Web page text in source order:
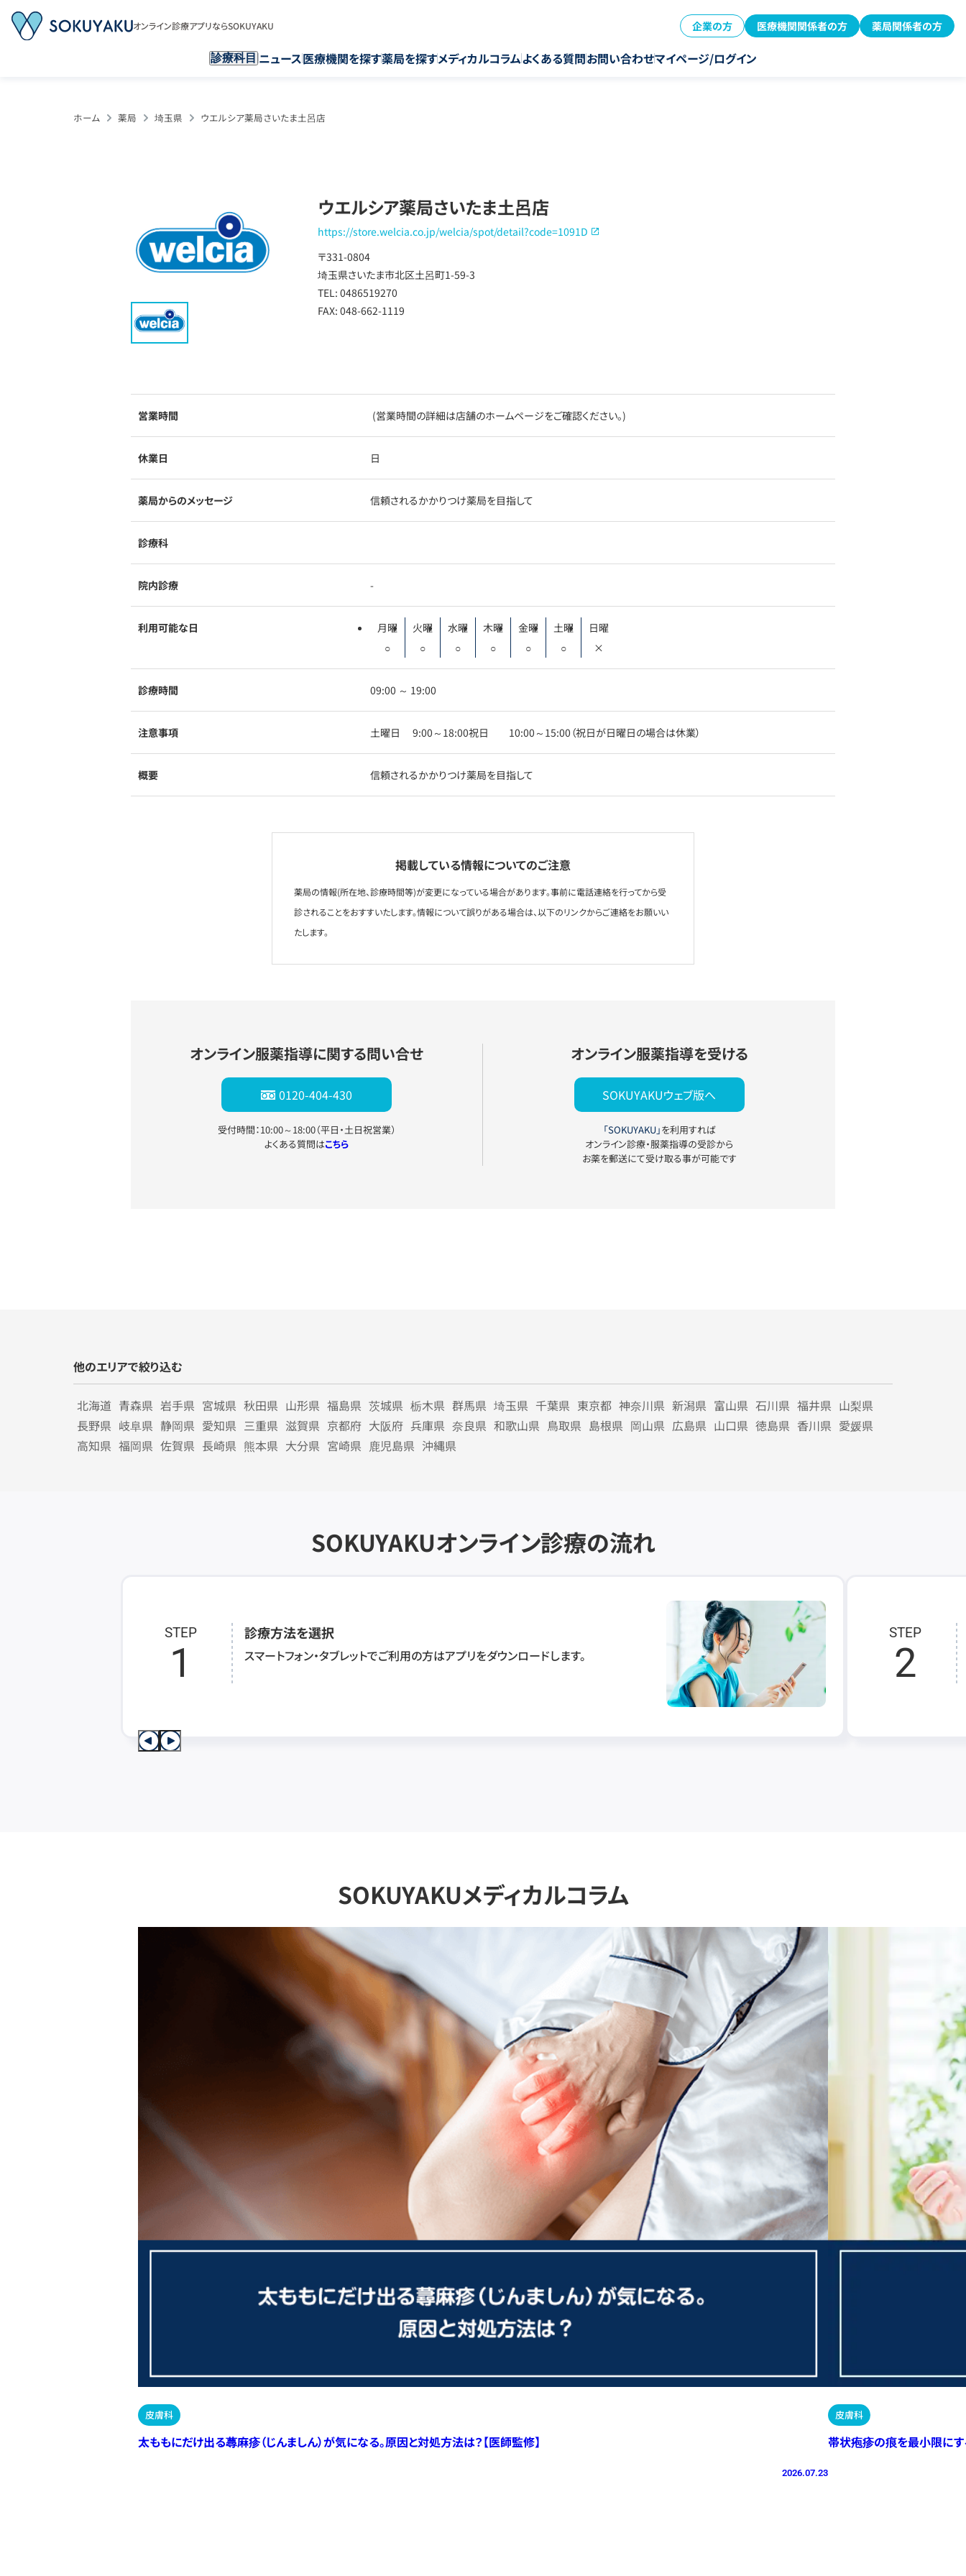
オンライン診療アプリならSOKUYAKU 企業の方 医療機関関係者の方 薬局関係者の方
診療科目 ニュース医療機関を探す薬局を探すメディカルコラムよくある質問お問い合わせマイページ/ログイン
ホーム 薬局 埼玉県 ウエルシア薬局さいたま土呂店
ウエルシア薬局さいたま土呂店
https://store.welcia.co.jp/welcia/spot/detail?code=1091D
〒331-0804
埼玉県さいたま市北区土呂町1-59-3
TEL: 0486519270
FAX: 048-662-1119
営業時間 (営業時間の詳細は店舗のホームページをご確認ください。)
休業日 日
薬局からのメッセージ 信頼されるかかりつけ薬局を目指して
診療科
院内診療 -
利用可能な日
月曜
○
火曜
○
水曜
○
木曜
○
金曜
○
土曜
○
日曜
×
診療時間 09:00 ～ 19:00
注意事項 土曜日 9:00～18:00祝日 10:00～15:00（祝日が日曜日の場合は休業）
概要 信頼されるかかりつけ薬局を目指して
掲載している情報についてのご注意
薬局の情報(所在地、診療時間等)が変更になっている場合があります。事前に電話連絡を行ってから受
診されることをおすすいたします。情報について誤りがある場合は、以下のリンクからご連絡をお願いい
たします。
オンライン服薬指導に関する問い合せ
0120-404-430
受付時間：10:00～18:00（平日・土日祝営業）
よくある質問はこちら
オンライン服薬指導を受ける
SOKUYAKUウェブ版へ
「SOKUYAKU」を利用すれば
オンライン診療・服薬指導の受診から
お薬を郵送にて受け取る事が可能です
他のエリアで絞り込む
北海道 青森県 岩手県 宮城県 秋田県 山形県 福島県 茨城県 栃木県 群馬県 埼玉県 千葉県 東京都 神奈川県 新潟県 富山県 石川県 福井県 山梨県
長野県 岐阜県 静岡県 愛知県 三重県 滋賀県 京都府 大阪府 兵庫県 奈良県 和歌山県 鳥取県 島根県 岡山県 広島県 山口県 徳島県 香川県 愛媛県
高知県 福岡県 佐賀県 長崎県 熊本県 大分県 宮崎県 鹿児島県 沖縄県
SOKUYAKUオンライン診療の流れ
STEP
1
診療方法を選択
スマートフォン・タブレットでご利用の方はアプリをダウンロードします。
STEP
2
SOKUYAKUメディカルコラム
皮膚科
太ももにだけ出る蕁麻疹（じんましん）が気になる。原因と対処方法は？【医師監修】
2026.07.23
皮膚科
帯状疱疹の痕を最小限にす